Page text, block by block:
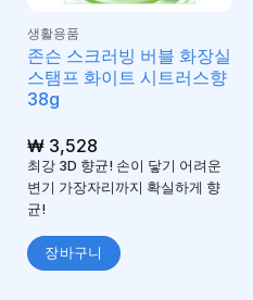
생활용품
존슨 스크러빙 버블 화장실
스탬프 화이트 시트러스향
38g
₩3,528
최강 3D 향균! 손이 닿기 어려운
변기 가장자리까지 확실하게 향
균!
장바구니